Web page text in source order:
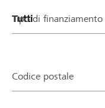
Tipo di finanziamento
Codice postale